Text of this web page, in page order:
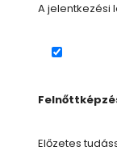
A jelentkezési
Előzetes